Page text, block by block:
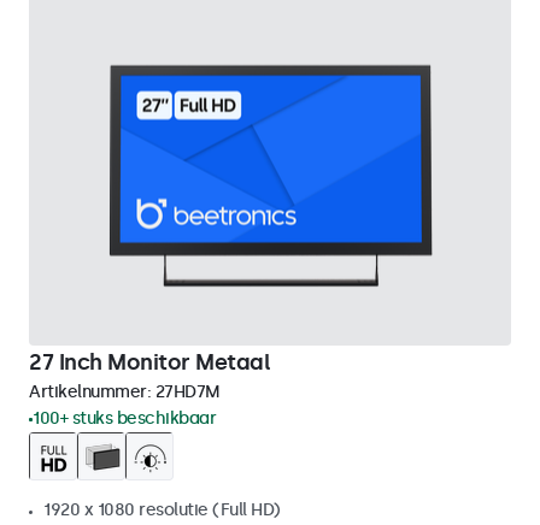
27 Inch Monitor Metaal
Artikelnummer: 27HD7M
100+ stuks beschikbaar
1920 x 1080 resolutie (Full HD)